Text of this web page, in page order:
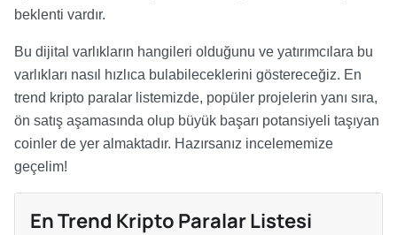
beklenti vardır.
Bu dijital varlıkların hangileri olduğunu ve yatırımcılara bu
varlıkları nasıl hızlıca bulabileceklerini göstereceğiz. En
trend kripto paralar listemizde, popüler projelerin yanı sıra,
ön satış aşamasında olup büyük başarı potansiyeli taşıyan
coinler de yer almaktadır. Hazırsanız incelememize
geçelim!
En Trend Kripto Paralar Listesi